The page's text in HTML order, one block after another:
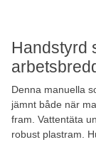
Handstyrd
Denna manuella
jämnt både när
fram. Vattentäta
robust plastram.